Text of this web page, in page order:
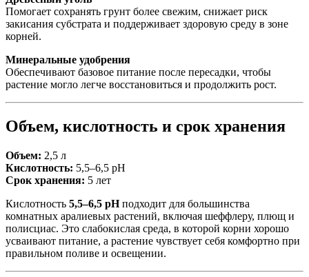
Помогает сохранять грунт более свежим, снижает риск
закисания субстрата и поддерживает здоровую среду в зоне
корней.
Минеральные удобрения
Обеспечивают базовое питание после пересадки, чтобы
растение могло легче восстановиться и продолжить рост.
Объем, кислотность и срок хранения
Объем: 2,5 л
Кислотность: 5,5–6,5 pH
Срок хранения: 5 лет
Кислотность 5,5–6,5 pHподходит для большинства
комнатных аралиевых растений, включая шеффлеру, плющ и
полисциас. Это слабокислая среда, в которой корни хорошо
усваивают питание, а растение чувствует себя комфортно при
правильном поливе и освещении.